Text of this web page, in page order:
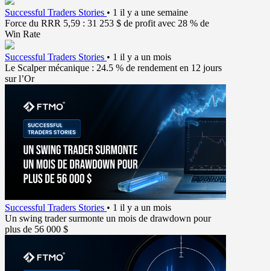
Successful Traders Stories • 1 il y a une semaine
Force du RRR 5,59 : 31 253 $ de profit avec 28 % de
Win Rate
Successful Traders Stories • 1 il y a un mois
Le Scalper mécanique : 24.5 % de rendement en 12 jours
sur l’Or
Successful Traders Stories • 1 il y a un mois
Un swing trader surmonte un mois de drawdown pour
plus de 56 000 $